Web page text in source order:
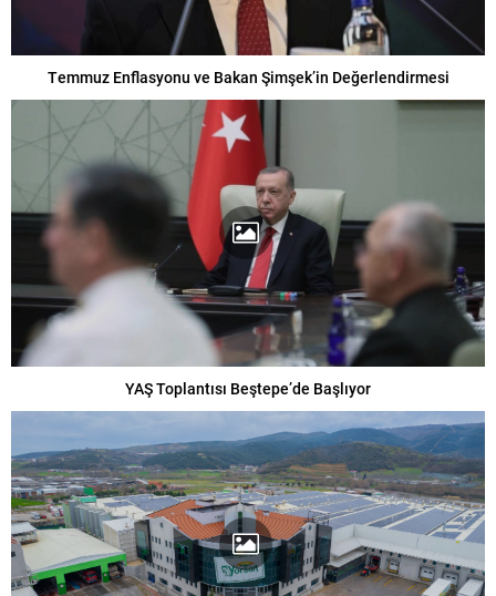
Temmuz Enflasyonu ve Bakan Şimşek’in Değerlendirmesi
YAŞ Toplantısı Beştepe’de Başlıyor